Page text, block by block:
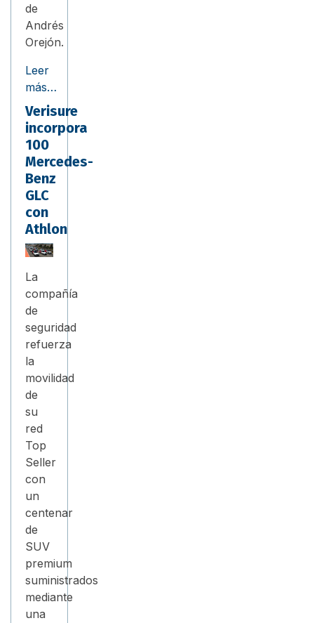
de
Andrés
Orejón.
Leer
más…
Verisure
incorpora
100
Mercedes-
Benz
GLC
con
Athlon
La
compañía
de
seguridad
refuerza
la
movilidad
de
su
red
Top
Seller
con
un
centenar
de
SUV
premium
suministrados
mediante
una